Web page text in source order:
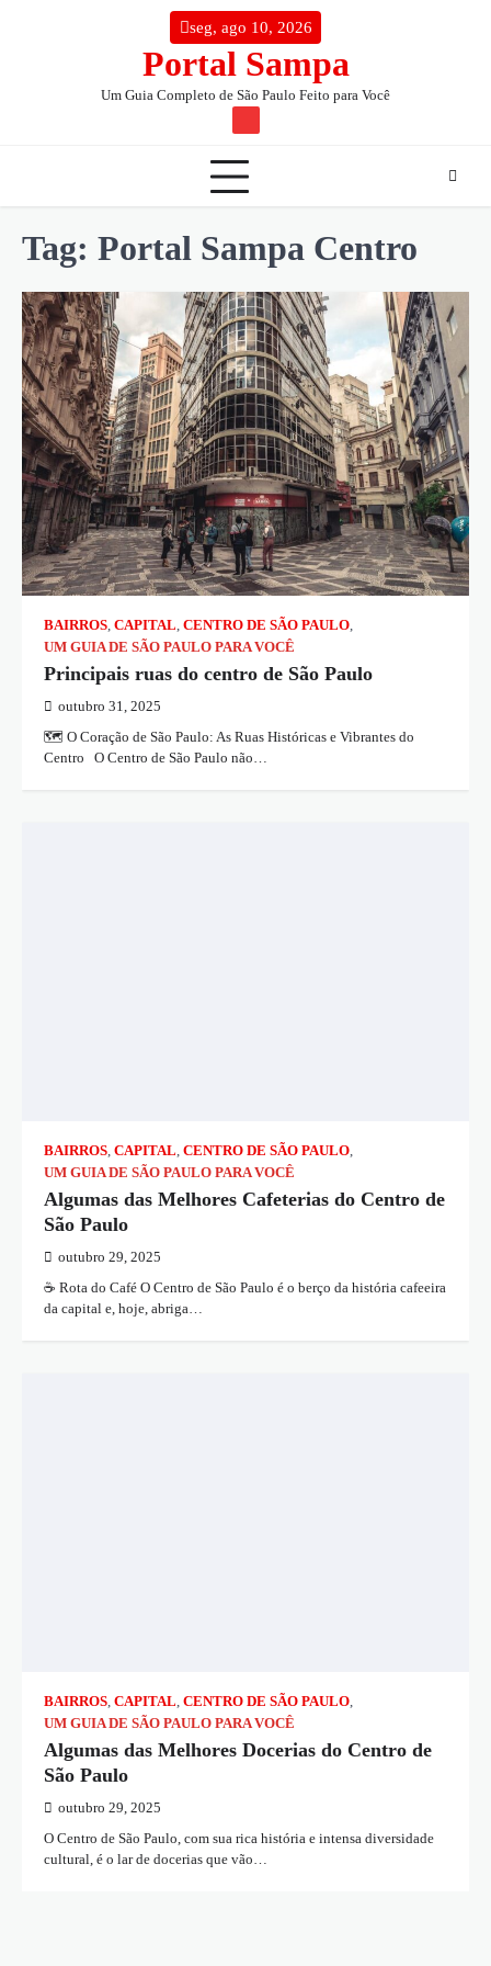
seg, ago 10, 2026
Portal Sampa
Um Guia Completo de São Paulo Feito para Você
TW
Tag: Portal Sampa Centro
BAIRROS CAPITAL CENTRO DE SÃO PAULO
UM GUIA DE SÃO PAULO PARA VOCÊ
Principais ruas do centro de São Paulo
outubro 31, 2025
🗺️ O Coração de São Paulo: As Ruas Históricas e Vibrantes do
Centro O Centro de São Paulo não…
BAIRROS CAPITAL CENTRO DE SÃO PAULO
UM GUIA DE SÃO PAULO PARA VOCÊ
Algumas das Melhores Cafeterias do Centro de
São Paulo
outubro 29, 2025
☕️ Rota do Café O Centro de São Paulo é o berço da história cafeeira
da capital e, hoje, abriga…
BAIRROS CAPITAL CENTRO DE SÃO PAULO
UM GUIA DE SÃO PAULO PARA VOCÊ
Algumas das Melhores Docerias do Centro de
São Paulo
outubro 29, 2025
O Centro de São Paulo, com sua rica história e intensa diversidade
cultural, é o lar de docerias que vão…